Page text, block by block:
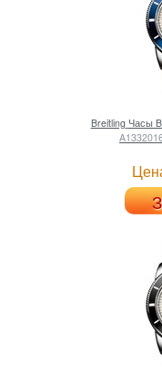
Breitling Часы